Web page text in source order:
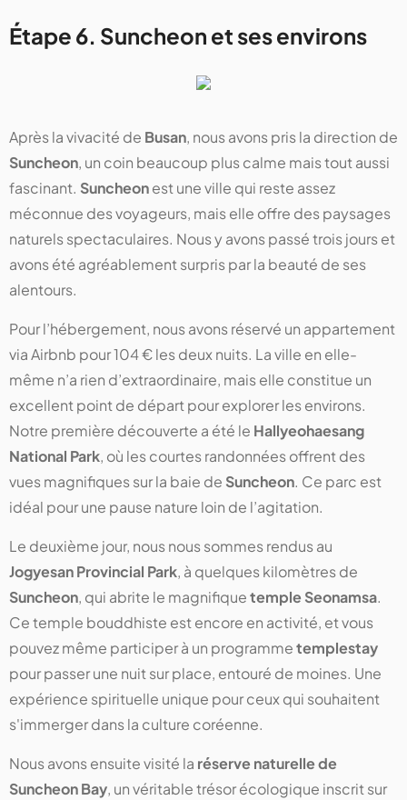
Étape 6. Suncheon et ses environs
Après la vivacité de Busan, nous avons pris la direction de
Suncheon, un coin beaucoup plus calme mais tout aussi
fascinant. Suncheonest une ville qui reste assez
méconnue des voyageurs, mais elle offre des paysages
naturels spectaculaires. Nous y avons passé trois jours et
avons été agréablement surpris par la beauté de ses
alentours.
Pour l’hébergement, nous avons réservé un appartement
via Airbnb pour 104 € les deux nuits. La ville en elle-
même n’a rien d’extraordinaire, mais elle constitue un
excellent point de départ pour explorer les environs.
Notre première découverte a été le Hallyeohaesang
National Park, où les courtes randonnées offrent des
vues magnifiques sur la baie de Suncheon. Ce parc est
idéal pour une pause nature loin de l’agitation.
Le deuxième jour, nous nous sommes rendus au
Jogyesan Provincial Park, à quelques kilomètres de
Suncheon, qui abrite le magnifiquetemple Seonamsa.
Ce temple bouddhiste est encore en activité, et vous
pouvez même participer à un programmetemplestay
pour passer une nuit sur place, entouré de moines. Une
expérience spirituelle unique pour ceux qui souhaitent
s'immerger dans la culture coréenne.
Nous avons ensuite visité la réserve naturelle de
Suncheon Bay, un véritable trésor écologique inscrit sur